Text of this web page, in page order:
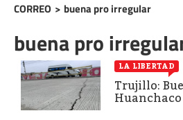
CORREO > buena pro irregular
buena pro
LA LIBERTAD
Trujillo: